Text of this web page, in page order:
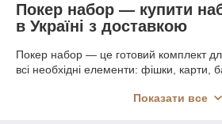
Покер набор — купити
в Україні з доставкою
Покер набор — це готовий комплект
всі необхідні елементи: фішки, карти,
домашніх ігор, вечірок, відпочинку з
Показати все